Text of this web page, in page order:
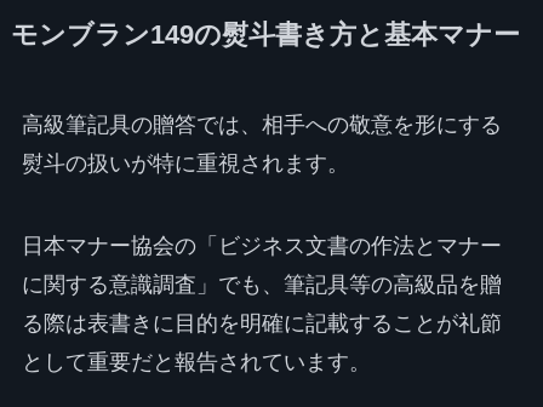
モンブラン149の熨斗書き方と基本マナー
高級筆記具の贈答では、相手への敬意を形にする
熨斗の扱いが特に重視されます。
日本マナー協会の「ビジネス文書の作法とマナー
に関する意識調査」でも、筆記具等の高級品を贈
る際は表書きに目的を明確に記載することが礼節
として重要だと報告されています。